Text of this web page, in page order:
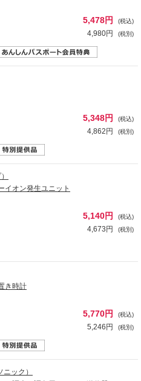
5,478円 (税込)
4,980円 (税別)
5,348円 (税込)
4,862円 (税別)
イオン発生ユニット
5,140円 (税込)
4,673円 (税別)
き時計
5,770円 (税込)
5,246円 (税別)
ック）